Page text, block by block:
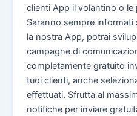
clienti App il volantino o
Saranno sempre informati
la nostra App, potrai
campagne di
completamente gratuito
tuoi clienti, anche
effettuati. Sfrutta al
notifiche per inviare